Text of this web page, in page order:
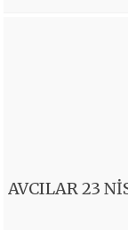
AVCILAR 23